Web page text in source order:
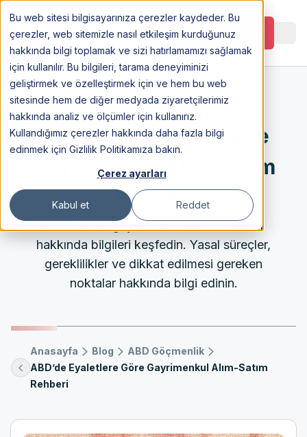
Bu web sitesi bilgisayarınıza çerezler kaydeder. Bu
çerezler, web sitemizle nasıl etkileşim kurduğunuz
hakkında bilgi toplamak ve sizi hatırlamamızı sağlamak
için kullanılır. Bu bilgileri, tarama deneyiminizi
geliştirmek ve özelleştirmek için ve hem bu web
sitesinde hem de diğer medyada ziyaretçilerimiz
hakkında analiz ve ölçümler için kullanırız.
Kullandığımız çerezler hakkında daha fazla bilgi
edinmek için Gizlilik Politikamıza bakın.
Çerez ayarları
Kabul et Reddet
Görüşme Planlayın
14 Apr 2023
ABD’de Eyaletlere Göre
Gayrimenkul Alım-Satım
Rehberi
Amerika'da gayrimenkul alımı ve satımı
hakkında bilgileri keşfedin. Yasal süreçler,
gereklilikler ve dikkat edilmesi gereken
noktalar hakkında bilgi edinin.
Anasayfa Blog
ABD Göçmenlik
ABD’de Eyaletlere Göre Gayrimenkul Alım-Satım
Rehberi